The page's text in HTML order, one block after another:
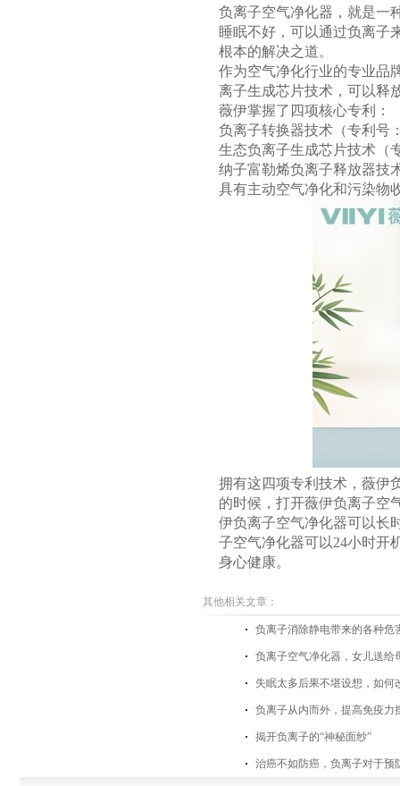
负离子空气净化器，就是一
睡眠不好，可以通过负离子
根本的解决之道。
作为空气净化行业的专业品
离子生成芯片技术，可以释
薇伊掌握了四项核心专利：
负离子转换器技术（专利号
生态负离子生成芯片技术（
纳子富勒烯负离子释放器技
具有主动空气净化和污染物
拥有这四项专利技术，薇伊
的时候，打开薇伊负离子空
伊负离子空气净化器可以长
子空气净化器可以24小时开
身心健康。
其他相关文章：
负离子消除静电带来的各种危
负离子空气净化器，女儿送给
失眠太多后果不堪设想，如何
负离子从内而外，提高免疫力
揭开负离子的“神秘面纱”
治癌不如防癌，负离子对于预